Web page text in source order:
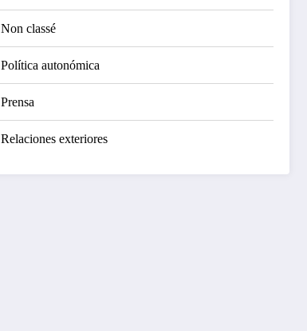
Non classé
Política autonómica
Prensa
Relaciones exteriores